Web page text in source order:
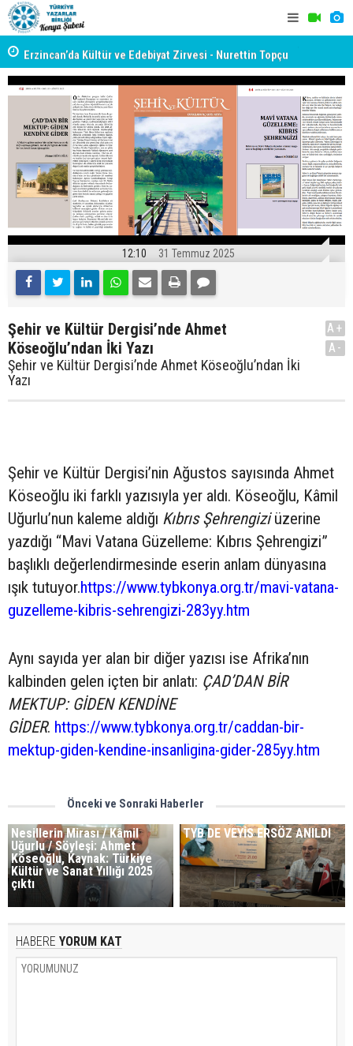
Erzincan’da Kültür ve Edebiyat Zirvesi - Nurettin Topçu
Sokağı Açılışı
12:10 31 Temmuz 2025
Şehir ve Kültür Dergisi’nde Ahmet
Köseoğlu’ndan İki Yazı
Şehir ve Kültür Dergisi’nde Ahmet Köseoğlu’ndan İki
Yazı
A+
A-
Şehir ve Kültür Dergisi’nin Ağustos sayısında Ahmet
Köseoğlu iki farklı yazısıyla yer aldı. Köseoğlu, Kâmil
Uğurlu’nun kaleme aldığı Kıbrıs Şehrengiziüzerine
yazdığı “Mavi Vatana Güzelleme: Kıbrıs Şehrengizi”
başlıklı değerlendirmesinde eserin anlam dünyasına
ışık tutuyor.https://www.tybkonya.org.tr/mavi-vatana-
guzelleme-kibris-sehrengizi-283yy.htm
Aynı sayıda yer alan bir diğer yazısı ise Afrika’nın
kalbinden gelen içten bir anlatı: ÇAD’DAN BİR
MEKTUP: GİDEN KENDİNE
GİDER. https://www.tybkonya.org.tr/caddan-bir-
mektup-giden-kendine-insanligina-gider-285yy.htm
Önceki ve Sonraki Haberler
Nesillerin Mirası / Kâmil
Uğurlu / Söyleşi: Ahmet
Köseoğlu, Kaynak: Türkiye
Kültür ve Sanat Yıllığı 2025
çıktı
TYB DE VEYİS ERSÖZ ANILDI
HABERE YORUM KAT